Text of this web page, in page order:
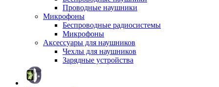
Проводные наушники
Микрофоны
Беспроводные радиосистемы
Микрофоны
Аксессуары для наушников
Чехлы для наушников
Зарядные устройства